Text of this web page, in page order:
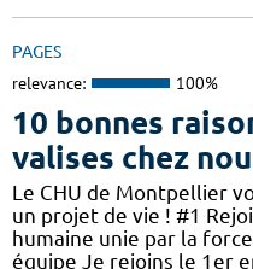
PAGES
relevance: 100%
10 bonnes
valises chez
Le CHU de Montpellier
un projet de vie ! #1
humaine unie par la
équipe Je rejoins le 1er